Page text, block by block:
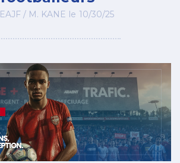
EAJF / M. KANE le 10/30/25